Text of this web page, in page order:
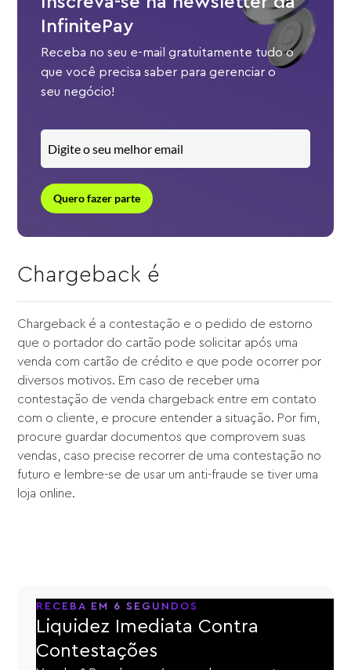
InfinitePay
Receba no seu e-mail gratuitamente tudo o
que você precisa saber para gerenciar o
seu negócio!
Quero fazer parte
Chargeback é
Chargeback é a contestação e o pedido de estorno
que o portador do cartão pode solicitar após uma
venda com cartão de crédito e que pode ocorrer por
diversos motivos. Em caso de receber uma
contestação de venda chargeback entre em contato
com o cliente, e procure entender a situação. Por fim,
procure guardar documentos que comprovem suas
vendas, caso precise recorrer de uma contestação no
futuro e lembre-se de usar um anti-fraude se tiver uma
loja online.
RECEBA EM 6 SEGUNDOS
Liquidez Imediata Contra
Contestações